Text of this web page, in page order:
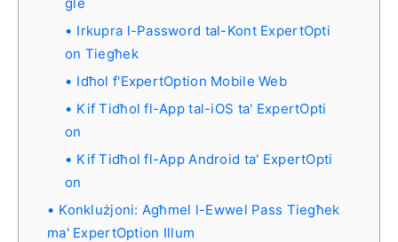
Irkupra l-Password tal-Kont ExpertOpti
on Tiegħek
Idħol f'ExpertOption Mobile Web
Kif Tidħol fl-App tal-iOS ta' ExpertOpti
on
Kif Tidħol fl-App Android ta' ExpertOpti
on
Konklużjoni: Agħmel l-Ewwel Pass Tiegħek
ma' ExpertOption Illum